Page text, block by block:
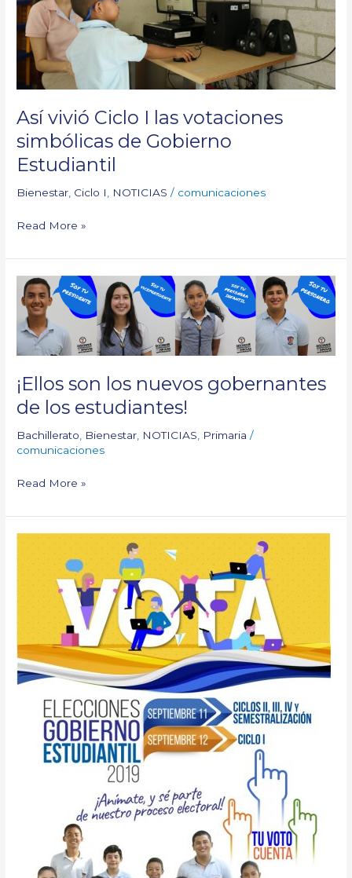
Así vivió Ciclo I las votaciones
simbólicas de Gobierno
Estudiantil
Bienestar, Ciclo I, NOTICIAS / comunicaciones
de
Gobierno
Estudiantil
Read More »
¡Ellos son los nuevos gobernantes
de los estudiantes!
Bachillerato, Bienestar, NOTICIAS, Primaria /
comunicaciones
¡Ellos
son
los
nuevos
gobernantes
los
estudiantes!
Read More »
candidatos
Gobierno
Estudiantil
2019
–
2020